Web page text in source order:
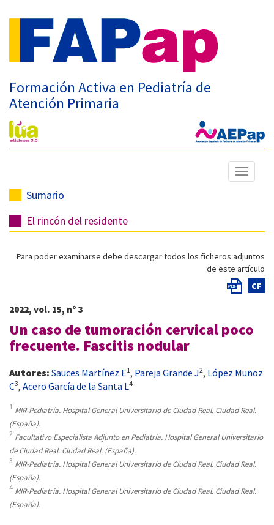
Formación Activa en Pediatría de
Atención Primaria
Mostrar
menú
Sumario
El rincón del residente
Para poder examinarse debe descargar todos los ficheros adjuntos
de este artículo
CF
2022, vol. 15, nº 3
Un caso de tumoración cervical poco
frecuente. Fascitis nodular
Autores: Sauces Martínez E1, Pareja Grande J2, López Muñoz
C3, Acero García de la Santa L4
1 MIR-Pediatría. Hospital General Universitario de Ciudad Real. Ciudad Real.
(España).
2 Facultativo Especialista Adjunto en Pediatría. Hospital General Universitario
de Ciudad Real. Ciudad Real. (España).
3 MIR-Pediatría. Hospital General Universitario de Ciudad Real. Ciudad Real.
(España).
4 MIR-Pediatría. Hospital General Universitario de Ciudad Real. Ciudad Real.
(España).